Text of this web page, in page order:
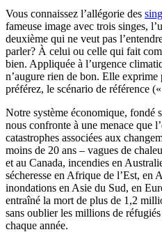
Vous connaissez l’allégorie des
fameuse image avec trois singes,
deuxième qui ne veut pas
parler? À celui ou celle qui fait
bien. Appliquée à l’urgence
n’augure rien de bon. Elle exprime
préférez, le scénario de référence («
Notre système économique, fondé
nous confronte à une menace que
catastrophes associées aux
moins de 20 ans – vagues de
et au Canada, incendies en
sécheresse en Afrique de l’Est, en
inondations en Asie du Sud, en
entraîné la mort de plus de 1,2
sans oublier les millions de
chaque année.